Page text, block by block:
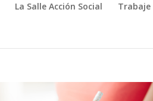
La Salle Acción Social